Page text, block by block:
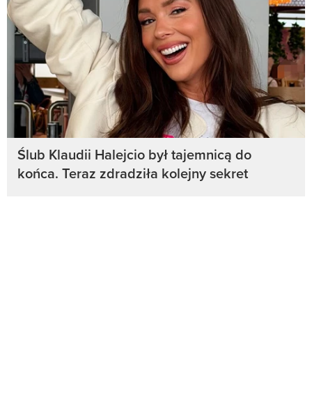
Ślub Klaudii Halejcio był tajemnicą do
końca. Teraz zdradziła kolejny sekret